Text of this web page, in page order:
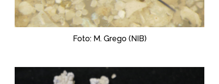
Foto: M. Grego (NIB)